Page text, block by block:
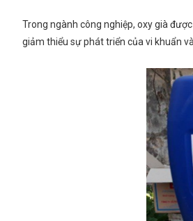
Trong ngành công nghiệp, oxy già
giảm thiểu sự phát triển của vi khuẩn